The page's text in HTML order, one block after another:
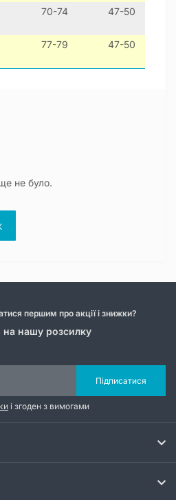
70-74 47-50
77-79 47-50
не було.
першим про акції і знижки?
на нашу розсилку
Підписатися
і згоден з вимогами